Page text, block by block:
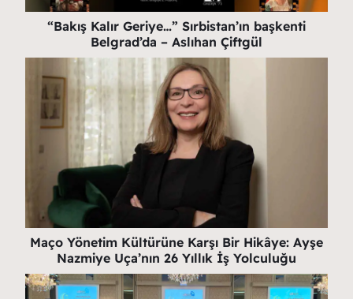
“Bakış Kalır Geriye…” Sırbistan’ın başkenti
Belgrad’da – Aslıhan Çiftgül
Maço Yönetim Kültürüne Karşı Bir Hikâye: Ayşe
Nazmiye Uça’nın 26 Yıllık İş Yolculuğu